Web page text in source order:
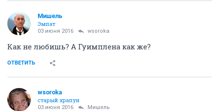
Мишель
Эмпат
03 июня 2016 wsoroka
Как не любишь? А Гуимплена как же?
ОТВЕТИТЬ
wsoroka
старый храпун
03 июня 2016 Мишель